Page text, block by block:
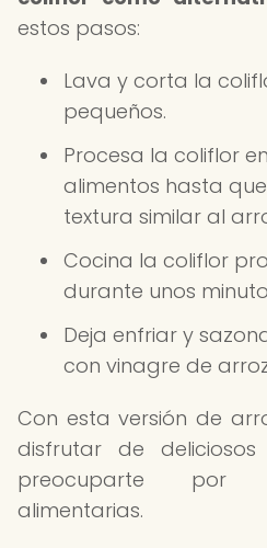
estos pasos:
Lava y corta la
pequeños.
Procesa la coliflor
alimentos hasta
textura similar al
Cocina la coliflor
durante unos
Deja enfriar y
con vinagre de
Con esta versión de
disfrutar de
preocuparte por
alimentarias.